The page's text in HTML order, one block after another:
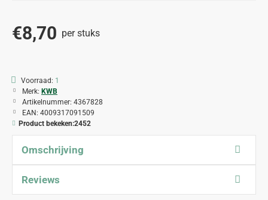
€8,70 per stuks
Voorraad: 1
Merk: KWB
Artikelnummer: 4367828
EAN: 4009317091509
Product bekeken:2452
Omschrijving
Reviews